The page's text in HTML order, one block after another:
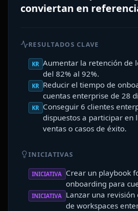
conviertan en
RESULTADOS CLAVE
KR Aumentar la retención de
del 82% al 92%.
KR Reducir el tiempo de
cuentas enterprise de 28
KR Conseguir 6 clientes
dispuestos a participar en
ventas o casos de éxito.
INICIATIVAS
INICIATIVA Crear un playbook
onboarding para
INICIATIVA Lanzar una
de workspaces